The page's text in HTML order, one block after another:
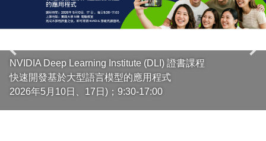
NVIDIA Deep Learning Institute (DLI) 證書課程
快速開發基於大型語言模型的應用程式
2026年5月10日、17日)；9:30-17:00